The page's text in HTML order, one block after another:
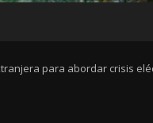
para abordar crisis